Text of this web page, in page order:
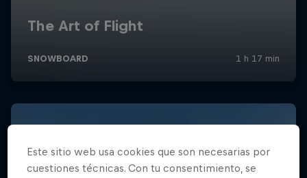
Este sitio web usa cookies que son necesarias por
cuestiones técnicas. Con tu consentimiento, se